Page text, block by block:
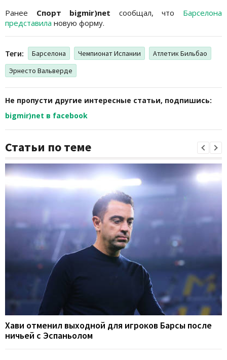
Ранее Спорт bigmir)net сообщал, что Барселона
представила новую форму.
Теги: Барселона Чемпионат Испании
Атлетик Бильбао
Эрнесто Вальверде
Не пропусти другие интересные статьи, подпишись:
bigmir)net в facebook
Статьи по теме
Хави отменил выходной для игроков Барсы после
ничьей с Эспаньолом